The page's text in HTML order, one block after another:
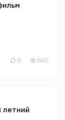
0 1412